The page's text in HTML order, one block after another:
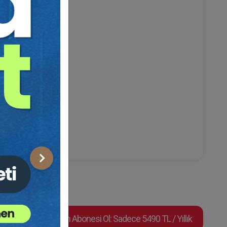
Sonraki
Video Eğitim Abonesi Ol: Sadece 5490 TL / Yıllık